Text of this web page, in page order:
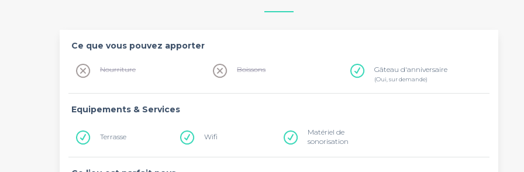
Ce que vous pouvez apporter
Nourriture Boissons Gâteau d'anniversaire
(Oui, sur demande)
Equipements & Services
Terrasse Wifi
Matériel de
sonorisation